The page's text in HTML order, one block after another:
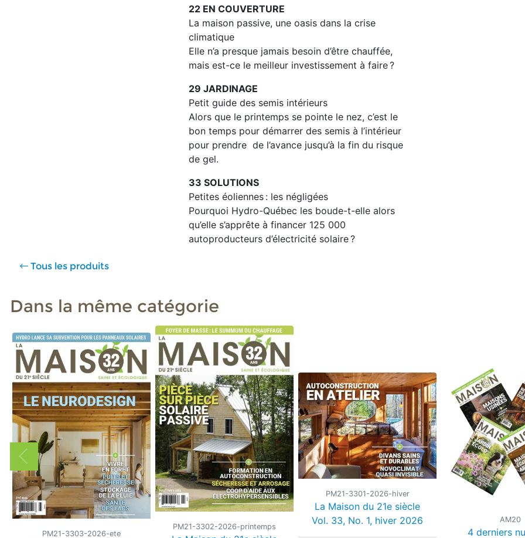
22 EN COUVERTURE
La maison passive, une oasis dans la crise
climatique
Elle n’a presque jamais besoin d’être chauffée,
mais est-ce le meilleur investissement à faire ?
29 JARDINAGE
Petit guide des semis intérieurs
Alors que le printemps se pointe le nez, c’est le
bon temps pour démarrer des semis à l’intérieur
pour prendre de l’avance jusqu’à la fin du risque
de gel.
33 SOLUTIONS
Petites éoliennes : les négligées
Pourquoi Hydro-Québec les boude-t-elle alors
qu’elle s’apprête à financer 125 000
autoproducteurs d’électricité solaire ?
Tous les produits
Dans la même catégorie
PM21-3303-2026-ete
PM21-3302-2026-printemps
PM21-3301-2026-hiver
La Maison du 21e siècle
Vol. 33, No. 1, hiver 2026
AM20
4 derniers